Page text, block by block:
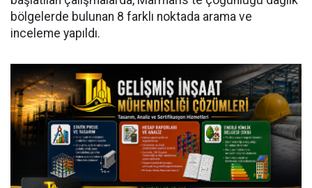
bölgelerde bulunan 8 farklı noktada arama ve
inceleme yapıldı.